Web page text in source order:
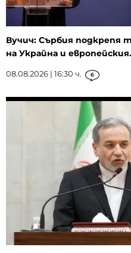
Вучич: Сърбия подкрепя
на Украйна и
08.08.2026 | 16:30 ч. 6